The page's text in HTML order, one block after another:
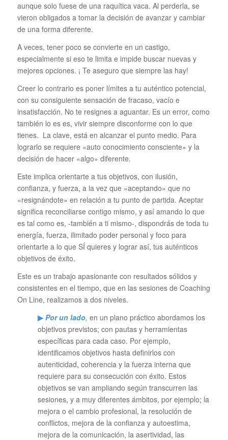
aunque solo fuese de una raquítica vaca. Al perderla, se
vieron obligados a tomar la decisión de avanzar y cambiar
de una forma diferente.
A veces, tener poco se convierte en un castigo,
especialmente si eso te limita e impide buscar nuevas y
mejores opciones. ¡ Te aseguro que siempre las hay!
Creer lo contrario es poner límites a tu auténtico potencial,
con su consiguiente sensación de fracaso, vacío e
insatisfacción. No te resignes a aguantar. Es un error, como
también lo es es, vivir siempre disconforme con lo que
tienes. La clave, está en alcanzar el punto medio. Para
lograrlo se requiere «auto conocimiento consciente» y la
decisión de hacer «algo» diferente.
Este implica orientarte a tus objetivos, con ilusión,
confianza, y fuerza, a la vez que «aceptando» que no
«resignándote» en relación a tu punto de partida. Aceptar
significa reconciliarse contigo mismo, y así amando lo que
es tal como es, -también a ti mismo-, dispondrás de toda tu
energía, fuerza, ilimitado poder personal y foco para
orientarte a lo que SÍ quieres y lograr así, tus auténticos
objetivos de éxito.
Este es un trabajo apasionante con resultados sólidos y
consistentes en el tiempo, que en las sesiones de Coaching
On Line, realizamos a dos niveles.
▶Por un lado, en un plano práctico abordamos los
objetivos previstos; con pautas y herramientas
específicas para cada caso. Por ejemplo,
identificamos objetivos hasta definirlos con
autenticidad, coherencia y la fuerza interna que
requiere para su consecución con éxito. Estos
objetivos se van ampliando según transcurren las
sesiones, y a muy diferentes ámbitos, por ejemplo; la
mejora o el cambio profesional, la resolución de
conflictos, mejora de la confianza y autoestima,
mejora de la comunicación, la asertividad, las